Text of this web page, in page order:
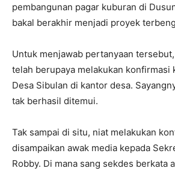
pembangunan pagar kuburan di
bakal berakhir menjadi proyek
Untuk menjawab pertanyaan
telah berupaya melakukan konfirmasi
Desa Sibulan di kantor desa.
tak berhasil ditemui.
Tak sampai di situ, niat melakukan
disampaikan awak media kepada
Robby. Di mana sang sekdes berkata